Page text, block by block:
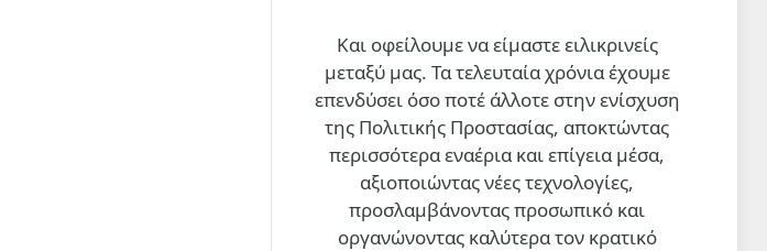
Και οφείλουμε να είμαστε ειλικρινείς
μεταξύ μας. Τα τελευταία χρόνια έχουμε
επενδύσει όσο ποτέ άλλοτε στην ενίσχυση
της Πολιτικής Προστασίας, αποκτώντας
περισσότερα εναέρια και επίγεια μέσα,
αξιοποιώντας νέες τεχνολογίες,
προσλαμβάνοντας προσωπικό και
οργανώνοντας καλύτερα τον κρατικό